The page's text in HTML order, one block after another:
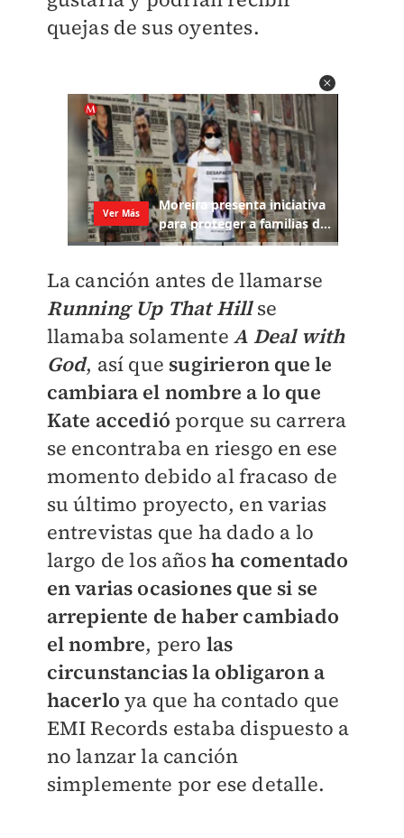
quejas de sus oyentes.
La canción antes de llamarse
Running Up That Hill se
llamaba solamenteA Deal with
God, así que sugirieron que le
cambiara el nombre a lo que
Kate accedió porque su carrera
se encontraba en riesgo en ese
momento debido al fracaso de
su último proyecto, en varias
entrevistas que ha dado a lo
largo de los añosha comentado
en varias ocasiones que si se
arrepiente de haber cambiado
el nombre, pero las
circunstancias la obligaron a
hacerloya que ha contado que
EMI Records estaba dispuesto a
no lanzar la canción
simplemente por ese detalle.